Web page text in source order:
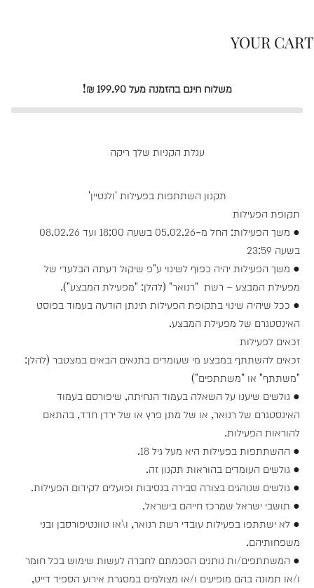
YOUR CART
משלוח חינם בהזמנה מעל 199.90 ₪!
עגלת הקניות שלך ריקה
תקנון השתתפות בפעילות 'ולנטיין'
תקופת הפעילות
● משך הפעילות: החל מ-05.02.26 בשעה 18:00 ועד 08.02.26
בשעה 23:59
● משך הפעילות יהיה כפוף לשינוי ע"פ שיקול דעתה הבלעדי של
מפעילת המבצע – רשת "רנואר" (להלן: "מפעילת המבצע").
● ככל שיהיה שינוי בתקופת הפעילות תינתן הודעה בעמוד בפוסט
האינסטגרם של מפעילת המבצע.
זכאים לפעילות
זכאים להשתתף במבצע מי שעומדים בתנאים הבאים במצטבר (להלן:
"משתתף" או "משתתפים")
● גולשים שיענו על השאלה בעמוד הנחיתה, שיפורסם בעמוד
האינסטגרם של רנואר, או של מתן פרץ או של ירדן חדד, בהתאם
להוראות הפעילות.
● ההשתתפות בפעילות היא מעל גיל 18.
● גולשים העומדים בהוראות תקנון זה.
● גולשים שנוהגים בצורה סבירה בנסיבות ופועלים לקידום הפעילות.
● תושבי ישראל שמרכז חייהם בישראל.
● לא ישתתפו בפעילות עובדי רשת רנואר, ו\או טוונטיפורסבן ובני
משפחותיהם.
● המשתתפים/ות נותנים הסכמתם לחברה לעשות שימוש בכל חומר
ו/או תמונה בהם מופיעים ו/או מצולמים במסגרת אירוע הספיד דייט,